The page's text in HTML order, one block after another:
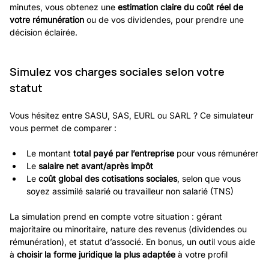
minutes, vous obtenez une estimation claire du coût réel de
votre rémunération ou de vos dividendes, pour prendre une
décision éclairée.
Simulez vos charges sociales selon votre
statut
Vous hésitez entre SASU, SAS, EURL ou SARL ? Ce simulateur
vous permet de comparer :
Le montant total payé par l’entreprise pour vous rémunérer
Le salaire net avant/après impôt
Le coût global des cotisations sociales, selon que vous
soyez assimilé salarié ou travailleur non salarié (TNS)
La simulation prend en compte votre situation : gérant
majoritaire ou minoritaire, nature des revenus (dividendes ou
rémunération), et statut d’associé. En bonus, un outil vous aide
à choisir la forme juridique la plus adaptée à votre profil